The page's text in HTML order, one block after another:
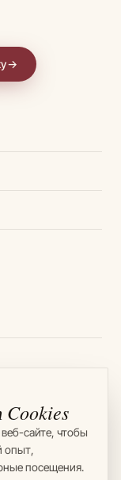
→
Cookies
сайте, чтобы
опыт,
посещения.